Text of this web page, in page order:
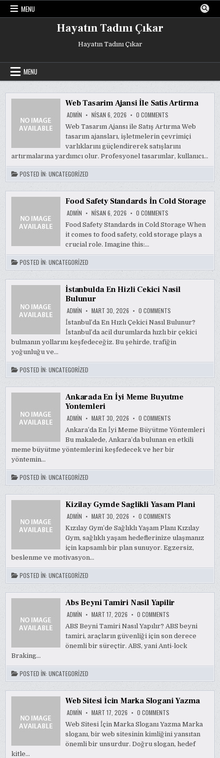
Skip
MENU
Hayatın Tadını Çıkar
Hayatın Tadını Çıkar
MENU
Web Tasarim Ajansi İle Satis Artirma
ADMIN NISAN 6, 2026 0 COMMENTS
TASARIM
AJANSI
İLE
SATIS
ARTIRMA
Web Tasarım Ajansı ile Satış Artırma Web
tasarım ajansları, işletmelerin çevrimiçi
varlıklarını güçlendirerek satışlarını
artırmalarına yardımcı olur. Profesyonel tasarımlar, kullanıcı…
POSTED IN:UNCATEGORIZED
Food Safety Standards İn Cold Storage
ADMIN NISAN 6, 2026 0 COMMENTS
SAFETY
STANDARDS
İN
Food Safety Standards in Cold Storage When
it comes to food safety, cold storage plays a
crucial role. Imagine this:…
POSTED IN:UNCATEGORIZED
İstanbulda En Hizli Cekici Nasil
Bulunur
ADMIN MART 30, 2026 0 COMMENTS
EN
HIZLI
CEKICI
NASIL
BULUNUR
İstanbul’da En Hızlı Çekici Nasıl Bulunur?
İstanbul’da acil durumlarda hızlı bir çekici
bulmanın yollarını keşfedeceğiz. Bu şehirde, trafiğin
yoğunluğu ve…
POSTED IN:UNCATEGORIZED
Ankarada En İyi Meme Buyutme
Yontemleri
ADMIN MART 30, 2026 0 COMMENTS
EN
MEME
BUYUTME
YONTEMLERI
Ankara’da En İyi Meme Büyütme Yöntemleri
Bu makalede, Ankara’da bulunan en etkili
meme büyütme yöntemlerini keşfedecek ve her bir
yöntemin…
POSTED IN:UNCATEGORIZED
Kizilay Gymde Saglikli Yasam Plani
ADMIN MART 30, 2026 0 COMMENTS
GYMDE
SAGLIKLI
YASAM
PLANI
Kızılay Gym’de Sağlıklı Yaşam Planı Kızılay
Gym, sağlıklı yaşam hedeflerinize ulaşmanız
için kapsamlı bir plan sunuyor. Egzersiz,
beslenme ve motivasyon…
POSTED IN:UNCATEGORIZED
Abs Beyni Tamiri Nasil Yapilir
ADMIN MART 17, 2026 0 COMMENTS
BEYNI
TAMIRI
NASIL
YAPILIR
ABS Beyni Tamiri Nasıl Yapılır? ABS beyni
tamiri, araçların güvenliği için son derece
önemli bir süreçtir. ABS, yani Anti-lock
Braking…
POSTED IN:UNCATEGORIZED
Web Sitesi İcin Marka Slogani Yazma
ADMIN MART 17, 2026 0 COMMENTS
SITESI
İCIN
MARKA
SLOGANI
YAZMA
Web Sitesi İçin Marka Sloganı Yazma Marka
sloganı, bir web sitesinin kimliğini yansıtan
önemli bir unsurdur. Doğru slogan, hedef
kitle…